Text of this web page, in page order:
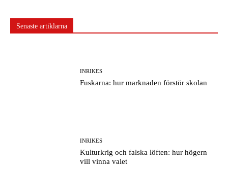
Senaste artiklarna
INRIKES
Fuskarna: hur marknaden förstör skolan
INRIKES
Kulturkrig och falska löften: hur högern
vill vinna valet